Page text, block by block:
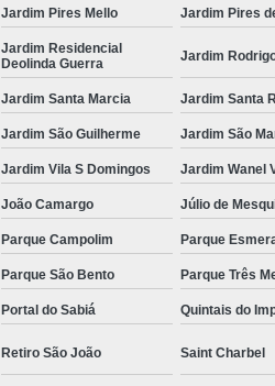
Jardim Pires Mello Jardim Pires
Jardim Residencial
Deolinda Guerra
Jardim
Jardim Santa Marcia Jardim Santa
Jardim São Guilherme Jardim São
Jardim Vila S Domingos Jardim Wanel
João Camargo Júlio de
Parque Campolim Parque
Parque São Bento Parque Três
Portal do Sabiá Quintais do
Retiro São João Saint Charbel